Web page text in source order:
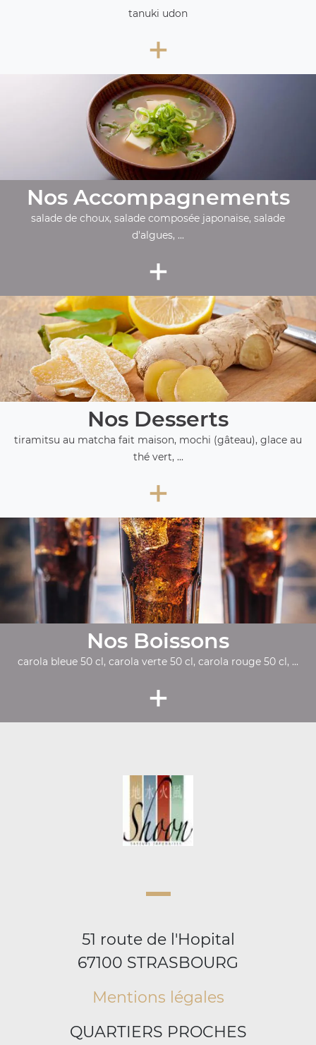
tanuki udon
+
Nos Accompagnements
salade de choux, salade composée japonaise, salade
d'algues, ...
+
Nos Desserts
tiramitsu au matcha fait maison, mochi (gâteau), glace au
thé vert, ...
+
Nos Boissons
carola bleue 50 cl, carola verte 50 cl, carola rouge 50 cl, ...
+
51 route de l'Hopital
67100 STRASBOURG
Mentions légales
QUARTIERS PROCHES